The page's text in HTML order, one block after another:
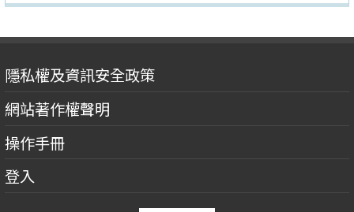
隱私權及資訊安全政策
網站著作權聲明
操作手冊
登入